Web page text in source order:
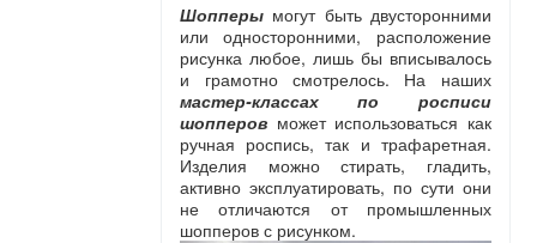
Шопперы могут быть двусторонними
или односторонними, расположение
рисунка любое, лишь бы вписывалось
и грамотно смотрелось. На наших
мастер-классах по росписи
шопперов может использоваться как
ручная роспись, так и трафаретная.
Изделия можно стирать, гладить,
активно эксплуатировать, по сути они
не отличаются от промышленных
шопперов с рисунком.